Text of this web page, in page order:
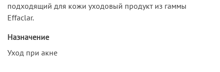
подходящий для кожи уходовый продукт из гаммы
Effaclar.
Назначение
Уход при акне